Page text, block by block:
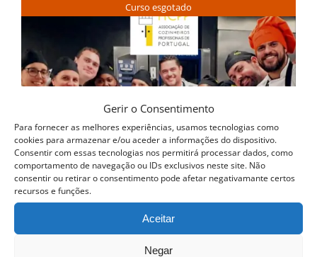
Gerir o Consentimento
Para fornecer as melhores experiências, usamos tecnologias como
cookies para armazenar e/ou aceder a informações do dispositivo.
Consentir com essas tecnologias nos permitirá processar dados, como
comportamento de navegação ou IDs exclusivos neste site. Não
consentir ou retirar o consentimento pode afetar negativamante certos
recursos e funções.
Aceitar
Negar
Curso esgotado